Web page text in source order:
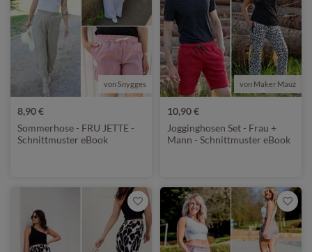
von Snygges
8,90 €
Sommerhose - FRU JETTE -
Schnittmuster eBook
von Maker Mauz
10,90 €
Jogginghosen Set - Frau +
Mann - Schnittmuster eBook